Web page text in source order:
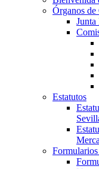
Órganos
Estatutos